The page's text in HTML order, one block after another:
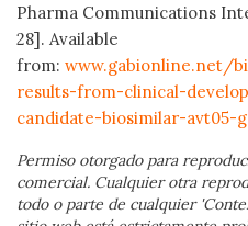
Pharma Communications
28]. Available
from: www.gabionline.net/
results-from-clinical-
candidate-biosimilar-avt05-
Permiso otorgado para
comercial. Cualquier otra
todo o parte de cualquier